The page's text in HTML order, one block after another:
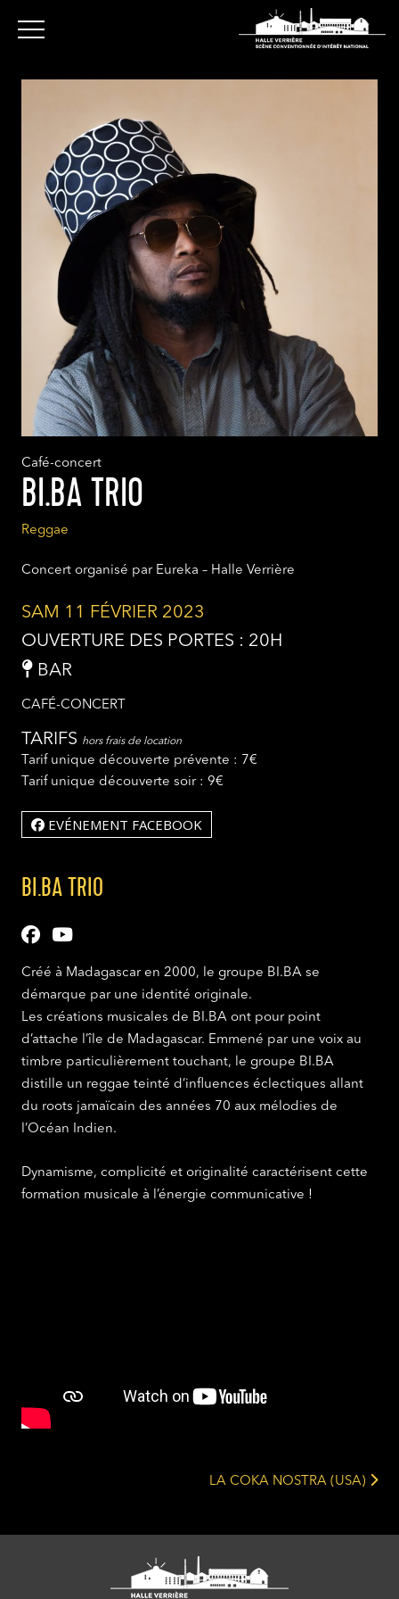
Café-concert
BI.BA TRIO
Reggae
Concert organisé par Eureka – Halle Verrière
SAM 11 FÉVRIER 2023
OUVERTURE DES PORTES : 20H
BAR
CAFÉ-CONCERT
TARIFS hors frais de location
Tarif unique découverte prévente : 7€
Tarif unique découverte soir : 9€
EVÉNEMENT FACEBOOK
BI.BA TRIO
Créé à Madagascar en 2000, le groupe BI.BA se
démarque par une identité originale.
Les créations musicales de BI.BA ont pour point
d’attache l’île de Madagascar. Emmené par une voix au
timbre particulièrement touchant, le groupe BI.BA
distille un reggae teinté d’influences éclectiques allant
du roots jamaïcain des années 70 aux mélodies de
l’Océan Indien.
Dynamisme, complicité et originalité caractérisent cette
formation musicale à l’énergie communicative !
LA COKA NOSTRA (USA)